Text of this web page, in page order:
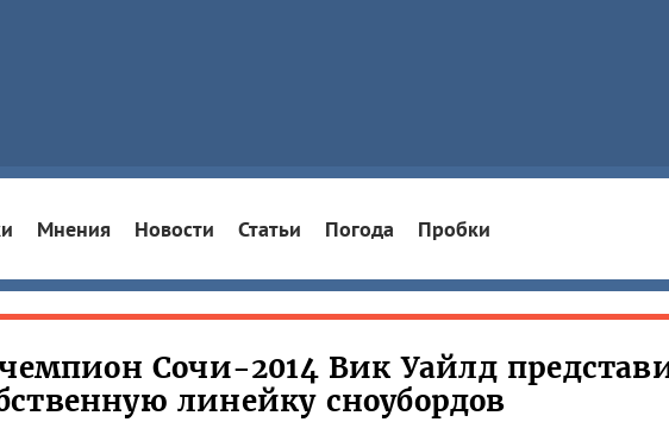
Мнения Новости Статьи Погода Пробки
Сочи-2014 Вик Уайлд
линейку сноубордов